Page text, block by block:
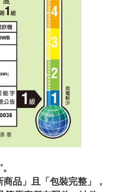
品」且「包裝完整」，